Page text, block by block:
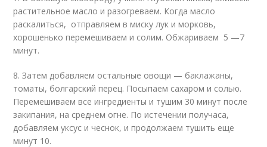
растительное масло и разогреваем. Когда масло
раскалиться, отправляем в миску лук и морковь,
хорошенько перемешиваем и солим. Обжариваем 5 —7
минут.
8. Затем добавляем остальные овощи — баклажаны,
томаты, болгарский перец. Посыпаем сахаром и солью.
Перемешиваем все ингредиенты и тушим 30 минут после
закипания, на среднем огне. По истечении получаса,
добавляем уксус и чеснок, и продолжаем тушить еще
минут 10.